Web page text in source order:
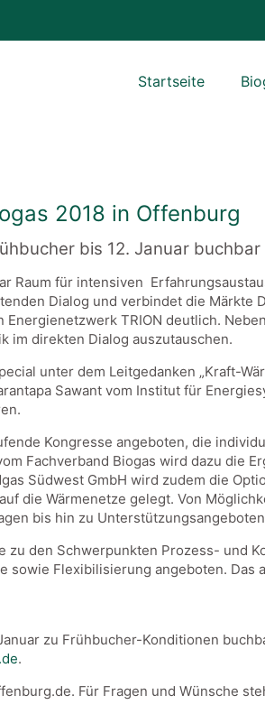
Startseite
2018 in Offenburg
bis 12. Januar buchbar
Raum für intensiven
Dialog und verbindet die Märkte
TRION deutlich.
im direkten Dialog auszutauschen.
unter dem Leitgedanken „Kraft-
Sawant vom Institut für
Kongresse angeboten, die
Fachverband Biogas wird dazu
Südwest GmbH wird zudem die
die Wärmenetze gelegt. Von
bis hin zu
den Schwerpunkten Prozess- und
sowie Flexibilisierung angeboten.
zu Frühbucher-Konditionen
.
Für Fragen und Wünsche